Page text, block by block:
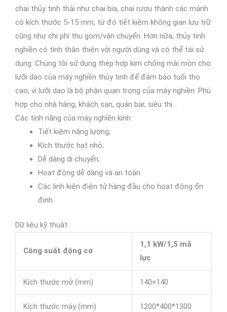
chai thủy tinh thải như chai bia, chai rượu thành các mảnh
có kích thước 5-15 mm, từ đó tiết kiệm không gian lưu trữ
cũng như chi phí thu gom/vận chuyển. Hơn nữa, thủy tinh
nghiền có tính thân thiện với người dùng và có thể tái sử
dụng. Chúng tôi sử dụng thép hợp kim chống mài mòn cho
lưỡi dao của máy nghiền thủy tinh để đảm bảo tuổi thọ
cao, vì lưỡi dao là bộ phận quan trọng của máy nghiền. Phù
hợp cho nhà hàng, khách sạn, quán bar, siêu thị…
Các tính năng của máy nghiền kính:
Tiết kiệm năng lượng;
Kích thước hạt nhỏ;
Dễ dàng di chuyển;
Hoạt động dễ dàng và an toàn
Các linh kiện điện tử hàng đầu cho hoạt động ổn
định
Dữ liệu kỹ thuật:
Công suất động cơ
1,1 kW/1,5 mã
lực
Kích thước mở (mm) 140×140
Kích thước máy (mm) 1200*400*1300